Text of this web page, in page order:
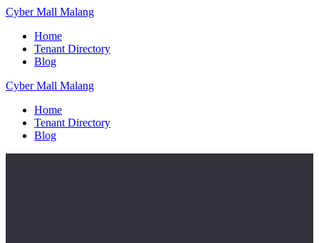
Skip
content
CyberMall Malang
Home
Tenant Directory
Blog
CyberMall Malang
Home
Tenant Directory
Blog